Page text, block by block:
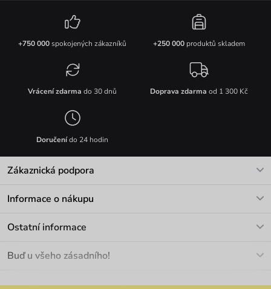
+750 000spokojených zákazníků +250 000produktů skladem
Vrácení zdarma do 30 dnů Doprava zdarma od 1 300 Kč
Doručenído 24 hodin
Zákaznická podpora
Informace o nákupu
Materiály a údržba
Ostatní informace
Velkoobchod
Buď u všeho zásadního!